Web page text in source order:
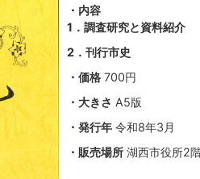
・内容
1．調査研究と資料紹介
2．刊行市史
・価格 700円
・大きさ A5版
・発行年 令和8年3月
・販売場所 湖西市役所2